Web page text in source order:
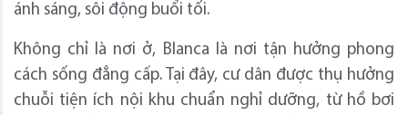
ánh sáng, sôi động buổi tối.
Không chỉ là nơi ở, Blanca là nơi tận hưởng phong
cách sống đẳng cấp. Tại đây, cư dân được thụ hưởng
chuỗi tiện ích nội khu chuẩn nghỉ dưỡng, từ hồ bơi